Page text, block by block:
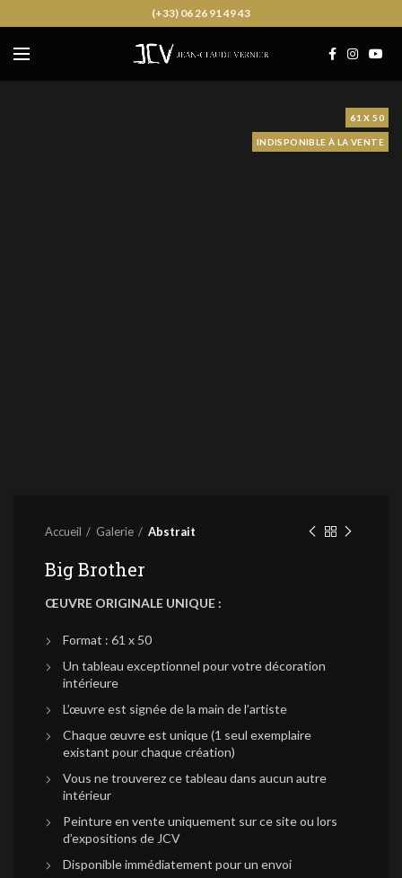
(+33) 06 26 91 49 43
61 X 50
INDISPONIBLE À LA VENTE
Accueil Galerie Abstrait
Big Brother
ŒUVRE ORIGINALE UNIQUE :
Format : 61 x 50
Un tableau exceptionnel pour votre décoration
intérieure
L’œuvre est signée de la main de l’artiste
Chaque œuvre est unique (1 seul exemplaire
existant pour chaque création)
Vous ne trouverez ce tableau dans aucun autre
intérieur
Peinture en vente uniquement sur ce site ou lors
d’expositions de JCV
Disponible immédiatement pour un envoi